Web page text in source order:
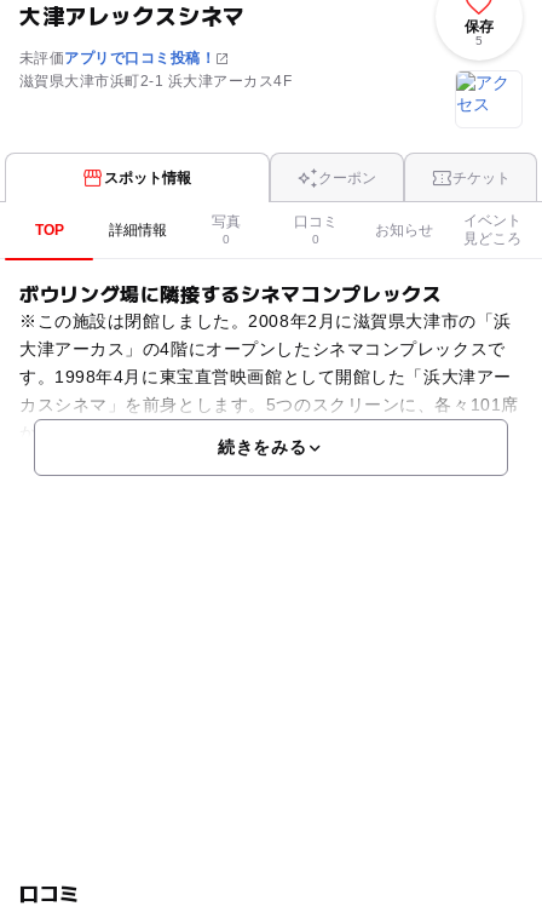
大津アレックスシネマ
未評価アプリで口コミ投稿！
滋賀県大津市浜町2-1 浜大津アーカス4F
保存
5
スポット情報 クーポン チケット
TOP 詳細情報 写真
0
口コミ
0
お知らせ
イベント
見どころ
ボウリング場に隣接するシネマコンプレックス
※この施設は閉館しました。2008年2月に滋賀県大津市の「浜
大津アーカス」の4階にオープンしたシネマコンプレックスで
す。1998年4月に東宝直営映画館として開館した「浜大津アー
カスシネマ」を前身とします。5つのスクリーンに、各々101席
続きをみる
口コミ